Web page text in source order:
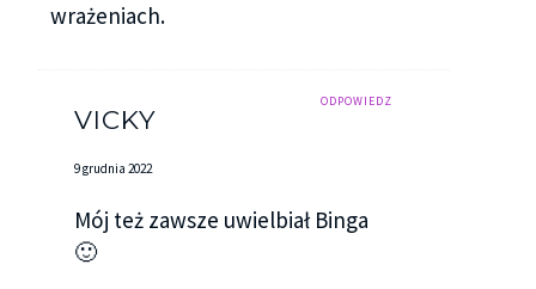
wrażeniach.
ODPOWIEDZ
VICKY
9 grudnia 2022
Mój też zawsze uwielbiał Binga
🙂